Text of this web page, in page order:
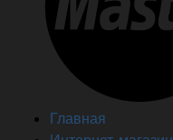
Главная